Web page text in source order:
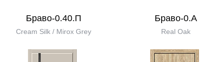
Браво-0.40.П
Cream Silk / Mirox Grey
Браво-0.А
Real Oak